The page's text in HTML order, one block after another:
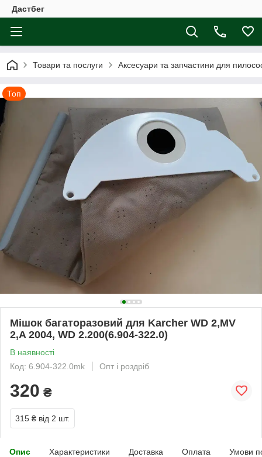
Дастбег
Товари та послуги Аксесуари та запчастини для
Топ
Мішок багаторазовий для Karcher WD 2,MV
2,A 2004, WD 2.200(6.904-322.0)
В наявності
Код: 6.904-322.0mk
Опт і роздріб
320 ₴
315 ₴ від 2 шт.
Опис Характеристики Доставка Оплата Умови